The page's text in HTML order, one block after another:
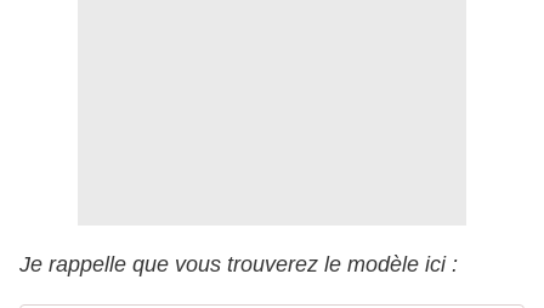
Je rappelle que vous trouverez le modèle ici :